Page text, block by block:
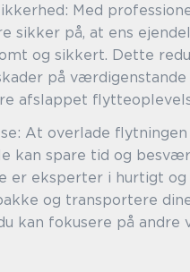
Med
sikker på, at ens
og sikkert. Dette
på værdigenstande
afslappet
At overlade
kan spare tid og
er eksperter i hurtigt og
og transportere
kan fokusere på andre